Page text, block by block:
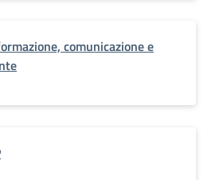
comunicazione e